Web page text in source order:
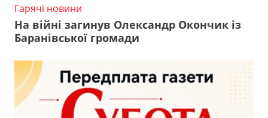
Гарячі новини
На війні загинув Олександр Окончик із
Баранівської громади